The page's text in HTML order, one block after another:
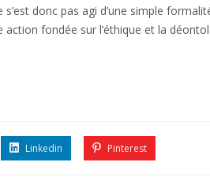
donc pas agi d’une simple
fondée sur l’éthique et la
Linkedin Pinterest